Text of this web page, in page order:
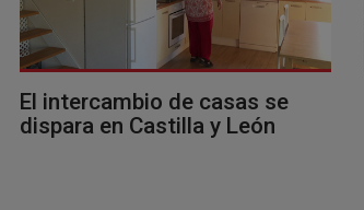
El intercambio de casas se
dispara en Castilla y León